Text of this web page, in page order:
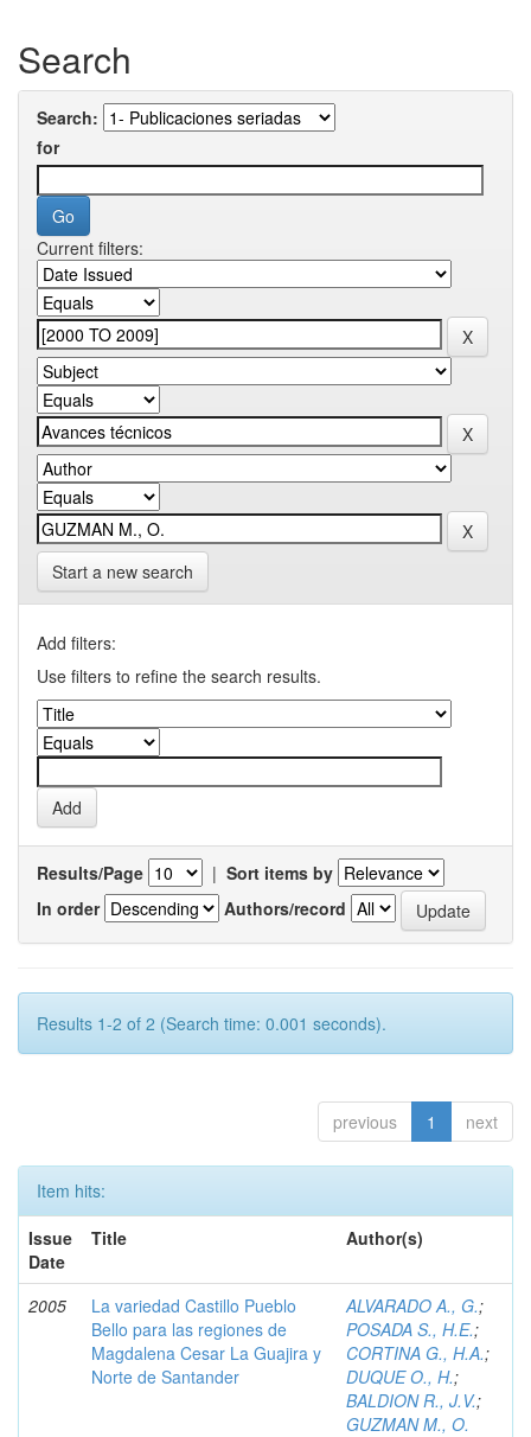
Search
Search:
for
Current filters:
Start a new search
Add filters:
Use filters to refine the search results.
Results/Page | Sort items by
In order
Authors/record
Results 1-2 of 2 (Search time: 0.001 seconds).
previous 1 next
Item hits:
Issue
Date
Title Author(s)
2005
La variedad Castillo Pueblo
Bello para las regiones de
Magdalena Cesar La Guajira y
Norte de Santander
ALVARADO A., G.;
POSADA S., H.E.;
CORTINA G., H.A.;
DUQUE O., H.;
BALDION R., J.V.;
GUZMAN M., O.